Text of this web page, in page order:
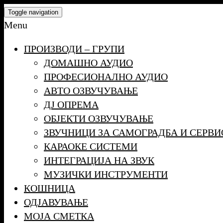
Skip
to
content
Toggle navigation
Menu
ПРОИЗВОДИ – ГРУПИ
ДОМАШНО АУДИО
ПРОФЕСИОНАЛНО АУДИО
АВТО ОЗВУЧУВАЊЕ
ДЈ ОПРЕМА
ОБЈЕКТИ ОЗВУЧУВАЊЕ
ЗВУЧНИЦИ ЗА САМОГРАДБА И
КАРАОКЕ СИСТЕМИ
ИНТЕГРАЦИЈА НА ЗВУК
МУЗИЧКИ ИНСТРУМЕНТИ
КОШНИЦА
ОДЈАВУВАЊЕ
МОЈА СМЕТКА